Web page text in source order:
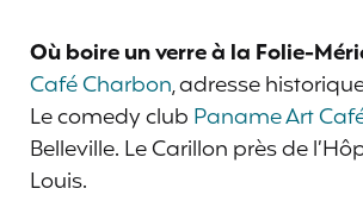
Où boire un verre à la Folie-
Café Charbon, adresse
Le comedy club Paname Art
Belleville. Le Carillon près de
Louis.